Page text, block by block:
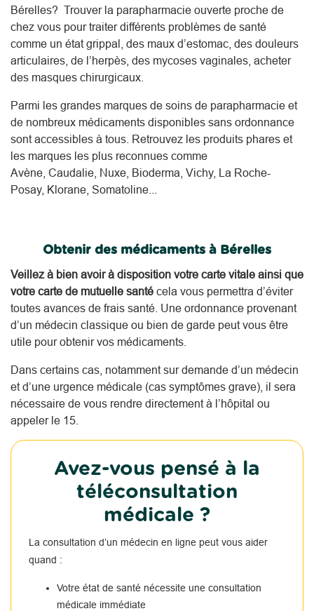
Bérelles? Trouver la parapharmacie ouverte proche de
chez vous pour traiter différents problèmes de santé
comme un état grippal, des maux d’estomac, des douleurs
articulaires, de l’herpès, des mycoses vaginales, acheter
des masques chirurgicaux.
Parmi les grandes marques de soins de parapharmacie et
de nombreux médicaments disponibles sans ordonnance
sont accessibles à tous. Retrouvez les produits phares et
les marques les plus reconnues comme
Avène, Caudalie, Nuxe, Bioderma, Vichy, La Roche-
Posay, Klorane, Somatoline...
Obtenir des médicaments à Bérelles
Veillez à bien avoir à disposition votre carte vitale ainsi que
votre carte de mutuelle santé cela vous permettra d’éviter
toutes avances de frais santé. Une ordonnance provenant
d’un médecin classique ou bien de garde peut vous être
utile pour obtenir vos médicaments.
Dans certains cas, notamment sur demande d’un médecin
et d’une urgence médicale (cas symptômes grave), il sera
nécessaire de vous rendre directement à l’hôpital ou
appeler le 15.
Avez-vous pensé à la
téléconsultation
médicale ?
La consultation d’un médecin en ligne peut vous aider
quand :
Votre état de santé nécessite une consultation
médicale immédiate